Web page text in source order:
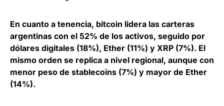
En cuanto a tenencia, bitcoin lidera las carteras
argentinas con el 52% de los activos, seguido por
dólares digitales (18%), Ether (11%) y XRP (7%). El
mismo orden se replica a nivel regional, aunque con
menor peso de stablecoins (7%) y mayor de Ether
(14%).